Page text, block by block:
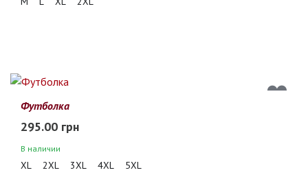
Футболка
295.00 грн
В наличии
XL 2XL 3XL 4XL 5XL